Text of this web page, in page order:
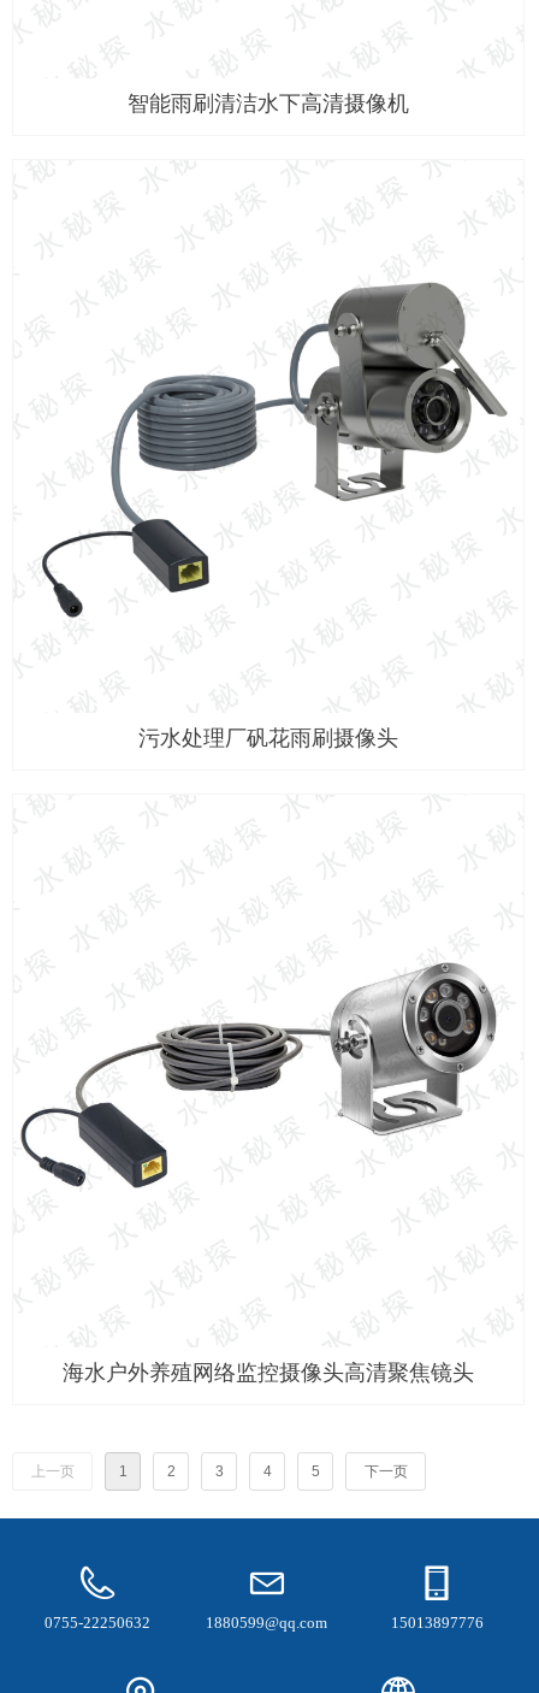
智能雨刷清洁水下高清摄像机
污水处理厂矾花雨刷摄像头
海水户外养殖网络监控摄像头高清聚焦镜头
上一页 1 2 3 4 5 下一页
0755-22250632 1880599@qq.com 15013897776